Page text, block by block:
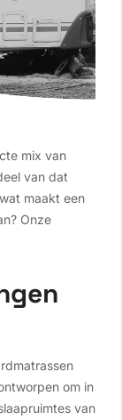
mix van
van dat
maakt een
Onze
om in
van